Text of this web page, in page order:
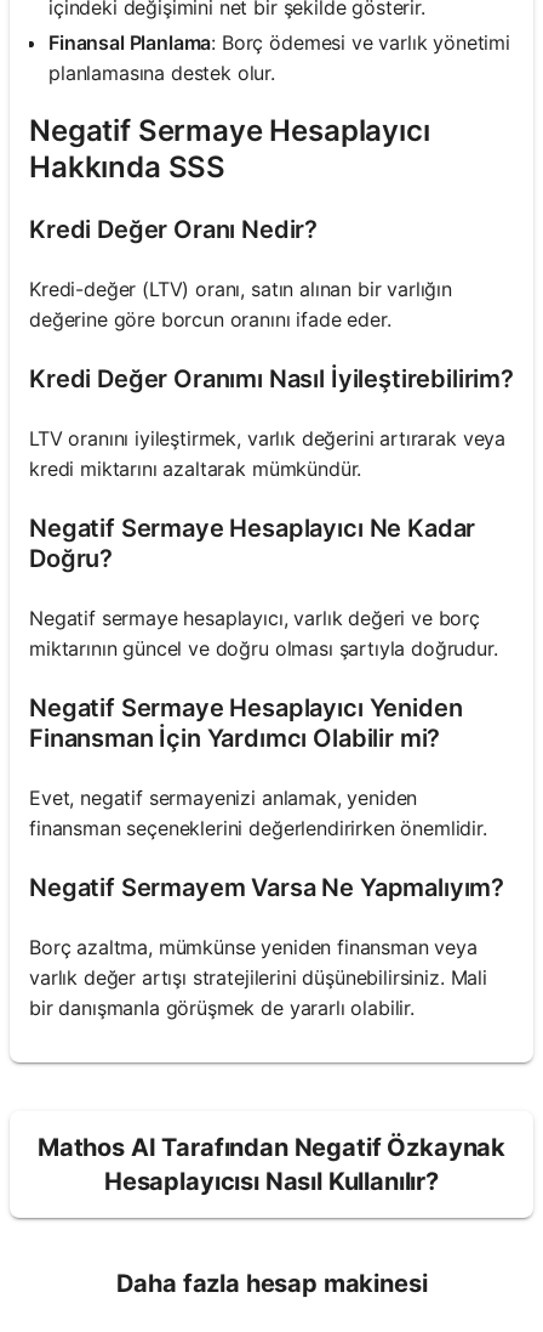
içindeki değişimini net bir şekilde gösterir.
Finansal Planlama: Borç ödemesi ve varlık yönetimi
planlamasına destek olur.
Negatif Sermaye Hesaplayıcı
Hakkında SSS
Kredi Değer Oranı Nedir?
Kredi-değer (LTV) oranı, satın alınan bir varlığın
değerine göre borcun oranını ifade eder.
Kredi Değer Oranımı Nasıl İyileştirebilirim?
LTV oranını iyileştirmek, varlık değerini artırarak veya
kredi miktarını azaltarak mümkündür.
Negatif Sermaye Hesaplayıcı Ne Kadar
Doğru?
Negatif sermaye hesaplayıcı, varlık değeri ve borç
miktarının güncel ve doğru olması şartıyla doğrudur.
Negatif Sermaye Hesaplayıcı Yeniden
Finansman İçin Yardımcı Olabilir mi?
Evet, negatif sermayenizi anlamak, yeniden
finansman seçeneklerini değerlendirirken önemlidir.
Negatif Sermayem Varsa Ne Yapmalıyım?
Borç azaltma, mümkünse yeniden finansman veya
varlık değer artışı stratejilerini düşünebilirsiniz. Mali
bir danışmanla görüşmek de yararlı olabilir.
Mathos AI Tarafından Negatif Özkaynak
Hesaplayıcısı Nasıl Kullanılır?
Daha fazla hesap makinesi